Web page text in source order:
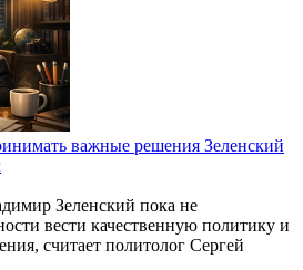
важные решения Зеленский
Зеленский пока не
вести качественную политику и
считает политолог Сергей